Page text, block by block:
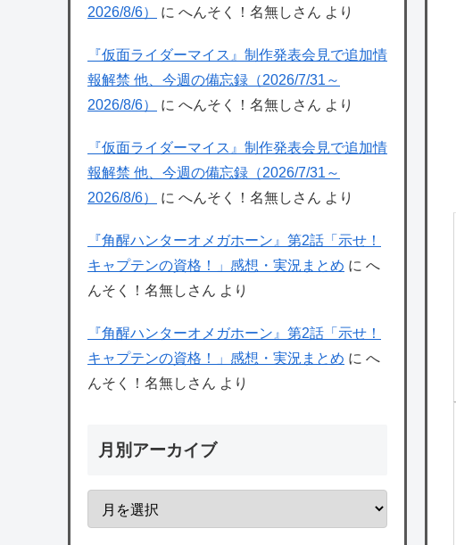
2026/8/6）
に へんそく！名無しさん より
『仮面ライダーマイス』制作発表会見で追加情
報解禁 他、今週の備忘録（2026/7/31～
2026/8/6）
に へんそく！名無しさん より
『仮面ライダーマイス』制作発表会見で追加情
報解禁 他、今週の備忘録（2026/7/31～
2026/8/6）
に へんそく！名無しさん より
『角醒ハンターオメガホーン』第2話「示せ！
キャプテンの資格！」感想・実況まとめ に へ
んそく！名無しさん より
『角醒ハンターオメガホーン』第2話「示せ！
キャプテンの資格！」感想・実況まとめ に へ
んそく！名無しさん より
月別アーカイブ